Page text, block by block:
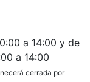
a 14:00 y de
a 14:00
cerrada por